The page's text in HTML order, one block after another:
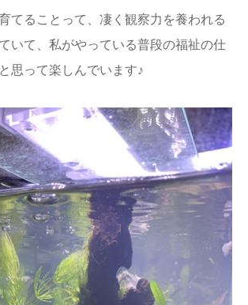
てることって、凄く観察力を養われる
いて、私がやっている普段の福祉の仕
思って楽しんでいます♪